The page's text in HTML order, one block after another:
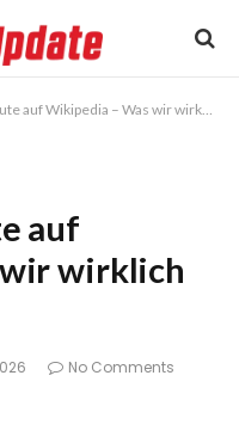
– Was wir wirklich über sie wissen!
auf
wirklich
No Comments